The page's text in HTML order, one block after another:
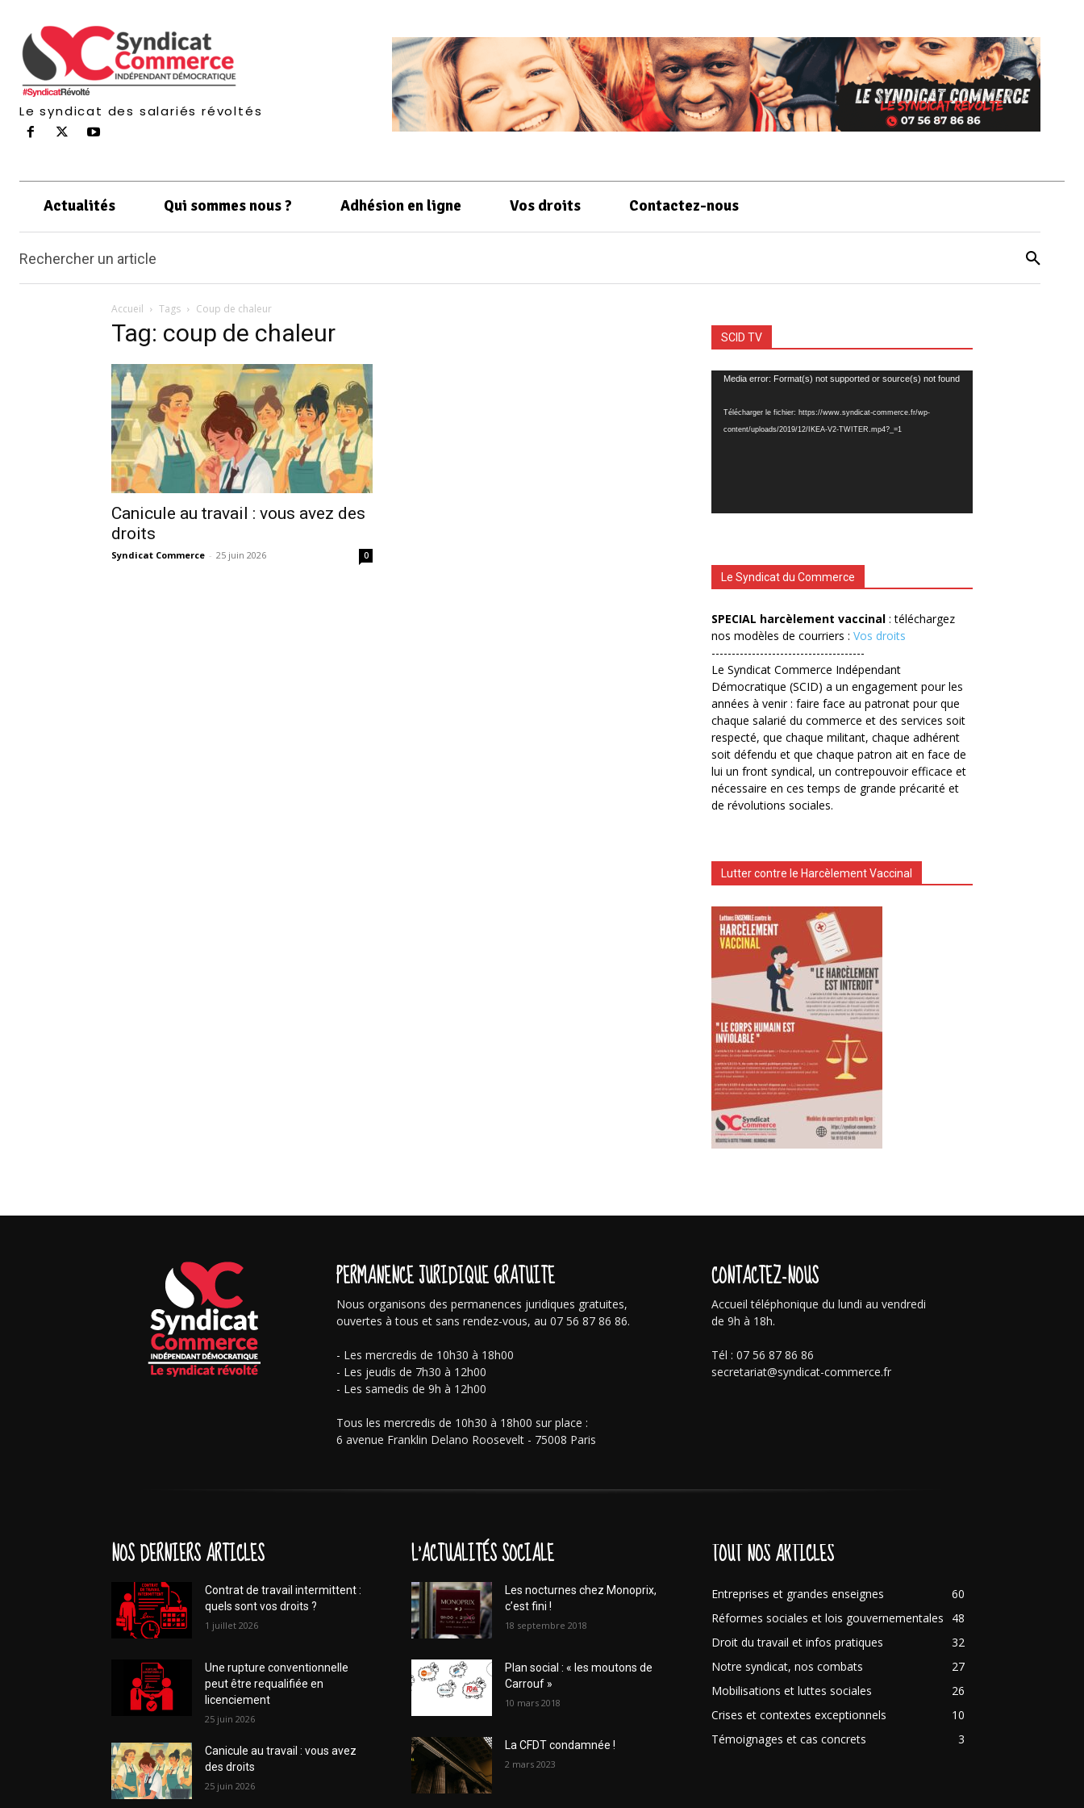
Le syndicat des salariés révoltés
Actualités Qui sommes nous ? Adhésion en ligne Vos droits Contactez-nous
Rechercher un article
Accueil Tags Coup de chaleur
Tag: coup de chaleur
Canicule au travail : vous avez des
droits
Syndicat Commerce - 25 juin 2026 0
SCID TV
Lecteur
Media error: Format(s) not supported or source(s) not found
Télécharger le fichier: https://www.syndicat-commerce.fr/wp-
content/uploads/2019/12/IKEA-V2-TWITER.mp4?_=1
Le Syndicat du Commerce
SPECIAL harcèlement vaccinal : téléchargez
nos modèles de courriers : Vos droits
--------------------------------------
Le Syndicat Commerce Indépendant
Démocratique (SCID) a un engagement pour les
années à venir : faire face au patronat pour que
chaque salarié du commerce et des services soit
respecté, que chaque militant, chaque adhérent
soit défendu et que chaque patron ait en face de
lui un front syndical, un contrepouvoir efficace et
nécessaire en ces temps de grande précarité et
de révolutions sociales.
Lutter contre le Harcèlement Vaccinal
PERMANENCE JURIDIQUE GRATUITE
Nous organisons des permanences juridiques gratuites,
ouvertes à tous et sans rendez-vous, au 07 56 87 86 86.
- Les mercredis de 10h30 à 18h00
- Les jeudis de 7h30 à 12h00
- Les samedis de 9h à 12h00
Tous les mercredis de 10h30 à 18h00 sur place :
6 avenue Franklin Delano Roosevelt - 75008 Paris
CONTACTEZ-NOUS
Accueil téléphonique du lundi au vendredi
de 9h à 18h.
Tél : 07 56 87 86 86
secretariat@syndicat-commerce.fr
NOS DERNIERS ARTICLES
Contrat de travail intermittent :
quels sont vos droits ?
1 juillet 2026
Une rupture conventionnelle
peut être requalifiée en
licenciement
25 juin 2026
Canicule au travail : vous avez
des droits
25 juin 2026
L'ACTUALITÉS SOCIALE
Les nocturnes chez Monoprix,
c’est fini !
18 septembre 2018
Plan social : « les moutons de
Carrouf »
10 mars 2018
La CFDT condamnée !
2 mars 2023
TOUT NOS ARTICLES
Entreprises et grandes enseignes
60
Réformes sociales et lois gouvernementales
48
Droit du travail et infos pratiques
32
Notre syndicat, nos combats
27
Mobilisations et luttes sociales
26
Crises et contextes exceptionnels
10
Témoignages et cas concrets
3